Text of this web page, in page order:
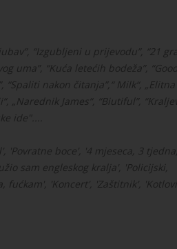
“Izgubljeni u prijevodu”, “21
uma”, “Kuća letećih bodeža”,
“Spaliti nakon čitanja”,“ Milk“, „Elitna
„Narednik James“, “Biutiful”,
ide"....
'Povratne boce', '4 mjeseca, 3
sam engleskog kralja', 'Policijski,
fućkam', 'Koncert', 'Zaštitnik',